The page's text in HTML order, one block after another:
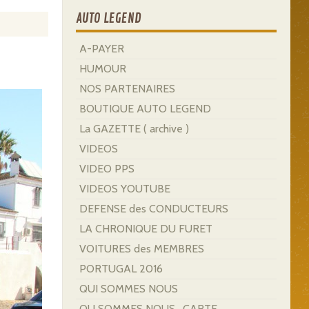
AUTO LEGEND
A-PAYER
HUMOUR
NOS PARTENAIRES
BOUTIQUE AUTO LEGEND
La GAZETTE ( archive )
VIDEOS
VIDEO PPS
VIDEOS YOUTUBE
DEFENSE des CONDUCTEURS
LA CHRONIQUE DU FURET
VOITURES des MEMBRES
PORTUGAL 2016
QUI SOMMES NOUS